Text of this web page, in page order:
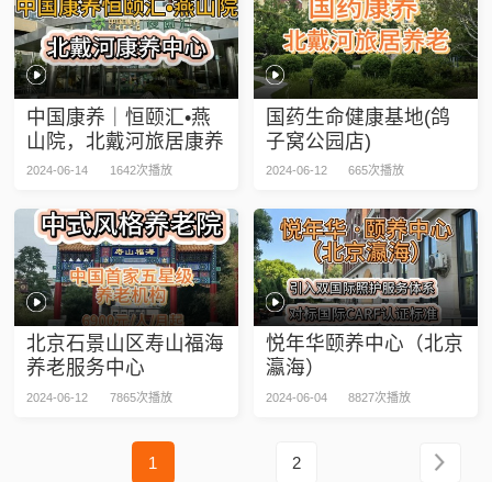
中国康养｜恒颐汇•燕
山院，北戴河旅居康养
2024-06-14 1642次播放
国药生命健康基地(鸽
子窝公园店)
2024-06-12 665次播放
北京石景山区寿山福海
养老服务中心
2024-06-12 7865次播放
悦年华颐养中心（北京
瀛海）
2024-06-04 8827次播放
1 2